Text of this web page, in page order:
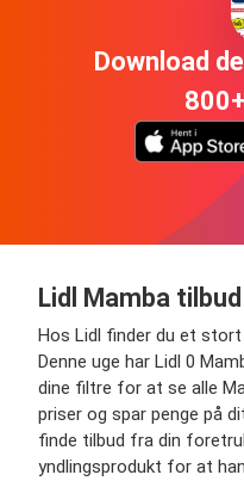
Download
Lidl Mamba tilbud
Hos Lidl finder du et
Denne uge har Lidl 0
dine filtre for at se alle
priser og spar penge på
finde tilbud fra din
yndlingsprodukt for at